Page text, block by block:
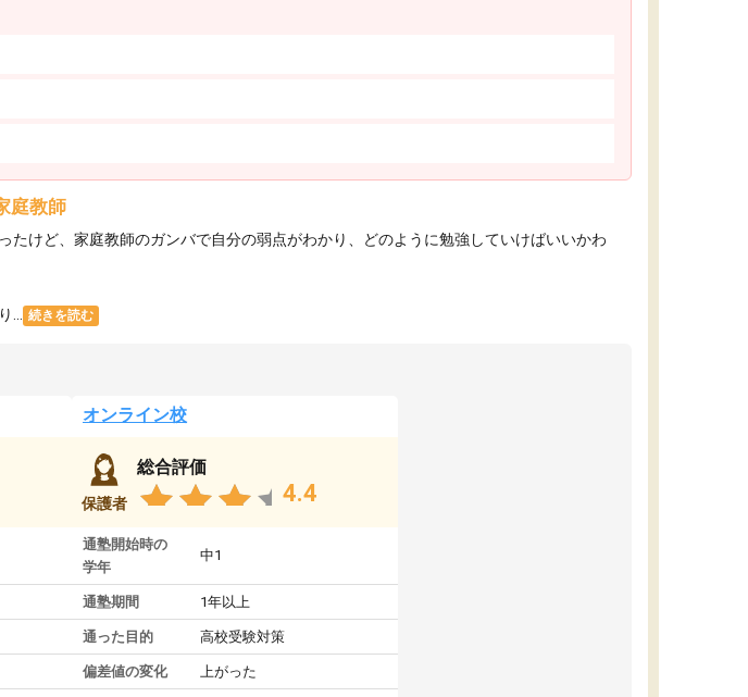
庭教師
けど、家庭教師のガンバで自分の弱点がわかり、どのように勉強していけばいいかわ
続きを読む
オンライン校
保護者
総合評価
4.4
通塾開始時の
学年
中1
通塾期間 1年以上
通った目的 高校受験対策
偏差値の変化 上がった